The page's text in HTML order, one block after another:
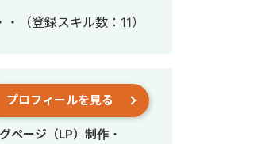
での資金調達に成功。
支援、採用ディレクシ
設計・採用広報・求人
・ （登録スキル数：11）
プロフィールを見る
ページ（LP）制作・